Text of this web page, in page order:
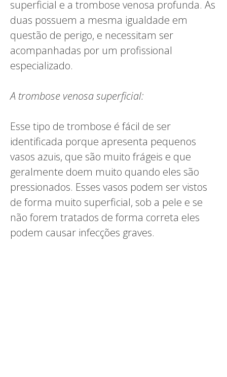
superficial e a trombose venosa profunda. As
duas possuem a mesma igualdade em
questão de perigo, e necessitam ser
acompanhadas por um profissional
especializado.
A trombose venosa superficial:
Esse tipo de trombose é fácil de ser
identificada porque apresenta pequenos
vasos azuis, que são muito frágeis e que
geralmente doem muito quando eles são
pressionados. Esses vasos podem ser vistos
de forma muito superficial, sob a pele e se
não forem tratados de forma correta eles
podem causar infecções graves.